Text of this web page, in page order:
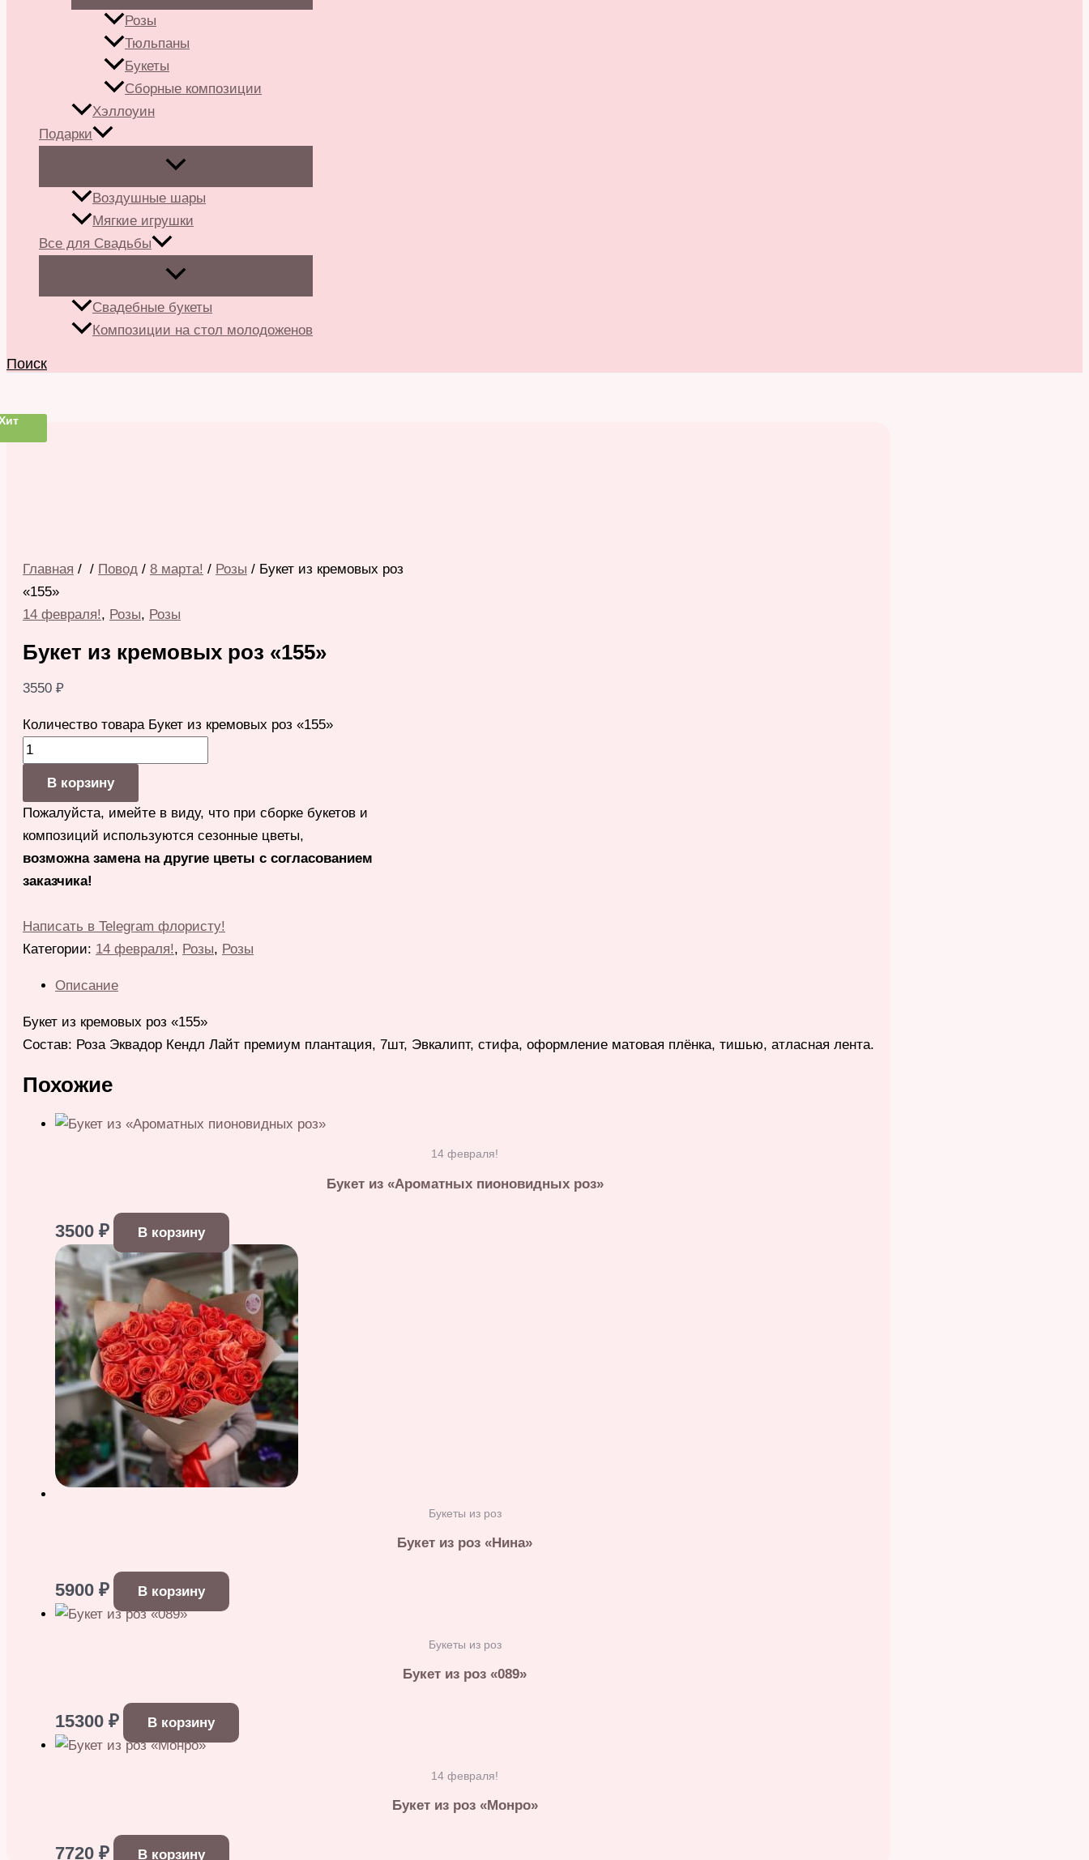
Розы
Тюльпаны
Букеты
Сборные композиции
Хэллоуин
Подарки
Воздушные шары
Мягкие игрушки
Все для Свадьбы
Свадебные букеты
Композиции на стол молодоженов
Поиск
Главная / / Повод / 8 марта! / Розы / Букет из кремовых роз
«155»
14 февраля!, Розы, Розы
Букет из кремовых роз «155»
3550 ₽
Количество товара Букет из кремовых роз «155»
В корзину
Пожалуйста, имейте в виду, что при сборке букетов и
композиций используются сезонные цветы,
возможна замена на другие цветы с согласованием
заказчика!
Написать в Telegram флористу!
Категории: 14 февраля!, Розы, Розы
Описание
Букет из кремовых роз «155»
Состав: Роза Эквадор Кендл Лайт премиум плантация, 7шт, Эвкалипт, стифа, оформление матовая плёнка, тишью, атласная лента.
Похожие
14 февраля!
Букет из «Ароматных пионовидных роз»
3500 ₽ В корзину
Букеты из роз
Букет из роз «Нина»
5900 ₽ В корзину
Букеты из роз
Букет из роз «089»
15300 ₽ В корзину
14 февраля!
Букет из роз «Монро»
7720 ₽ В корзину